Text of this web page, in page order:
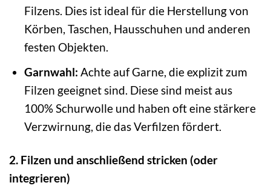
Filzens. Dies ist ideal für die Herstellung von
Körben, Taschen, Hausschuhen und anderen
festen Objekten.
Garnwahl: Achte auf Garne, die explizit zum
Filzen geeignet sind. Diese sind meist aus
100% Schurwolle und haben oft eine stärkere
Verzwirnung, die das Verfilzen fördert.
2. Filzen und anschließend stricken (oder
integrieren)